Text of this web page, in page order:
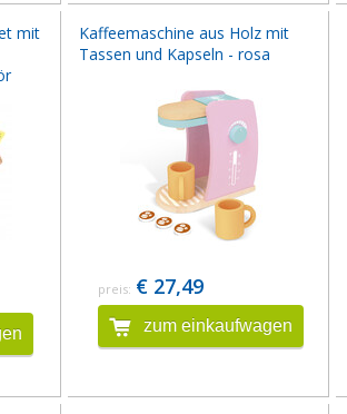
mit
Kaffeemaschine aus Holz mit
Tassen und Kapseln - rosa
preis: € 27,49
zum einkaufwagen